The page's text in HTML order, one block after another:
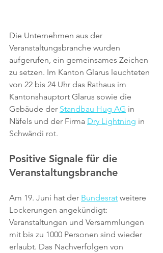
Die Unternehmen aus der
Veranstaltungsbranche wurden
aufgerufen, ein gemeinsames Zeichen
zu setzen. Im Kanton Glarus leuchteten
von 22 bis 24 Uhr das Rathaus im
Kantonshauptort Glarus sowie die
Gebäude der Standbau Hug AG in
Näfels und der Firma Dry Lightning in
Schwändi rot.
Positive Signale für die
Veranstaltungsbranche
Am 19. Juni hat der Bundesrat weitere
Lockerungen angekündigt:
Veranstaltungen und Versammlungen
mit bis zu 1000 Personen sind wieder
erlaubt. Das Nachverfolgen von